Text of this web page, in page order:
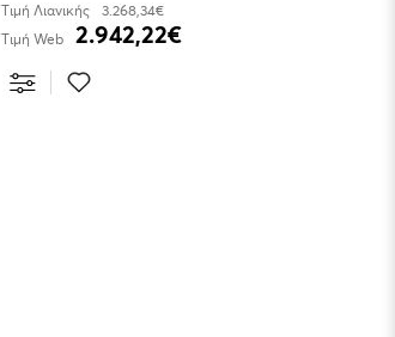
Τιμή Λιανικής
3.268,34€
Τιμή Web
2.942,22€